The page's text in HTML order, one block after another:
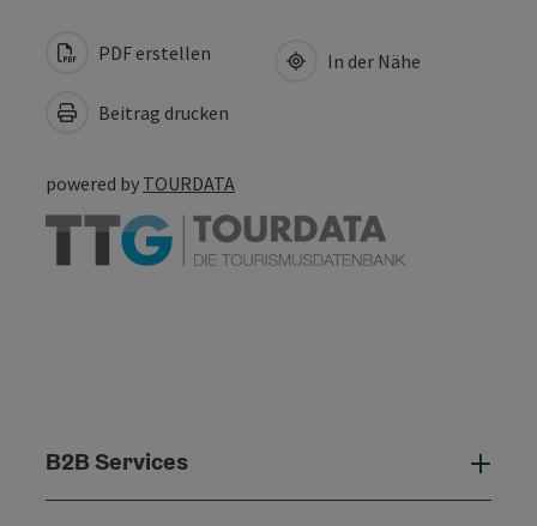
PDF erstellen
Beitrag drucken
In der Nähe
powered by TOURDATA
B2B Services